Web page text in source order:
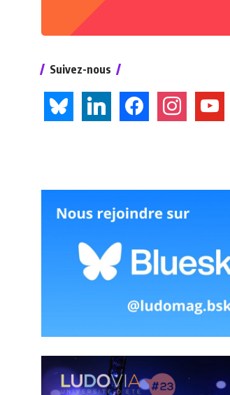
Suivez-nous
bluesky linkedin facebookinstagramyoutube